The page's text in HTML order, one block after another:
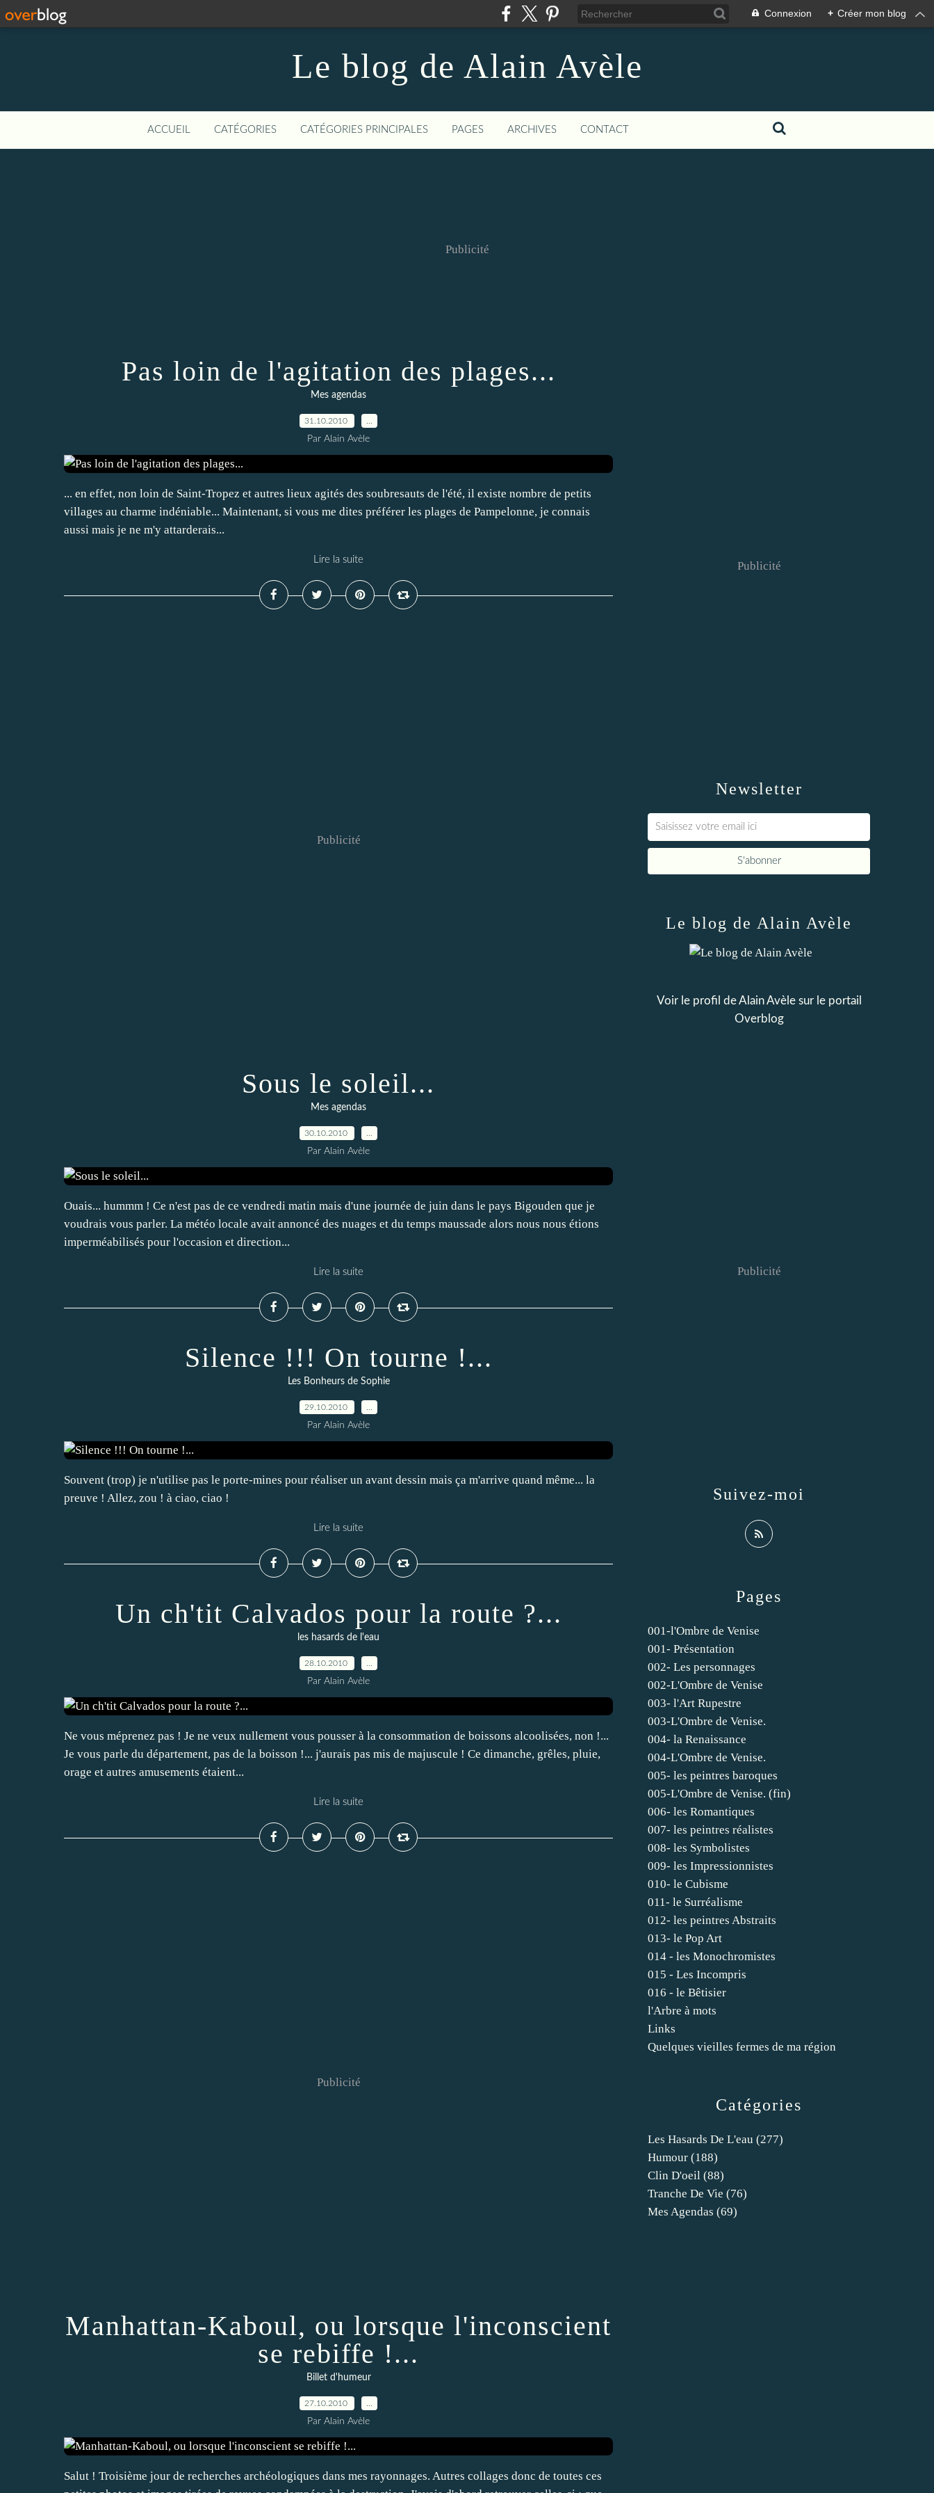
Connexion + Créer mon blog
Le blog de Alain Avèle
ACCUEIL CATÉGORIES CATÉGORIES PRINCIPALES PAGES ARCHIVES CONTACT
Publicité
Pas loin de l'agitation des plages...
Mes agendas
31.10.2010
Par Alain Avèle
... en effet, non loin de Saint-Tropez et autres lieux agités des soubresauts de l'été, il existe nombre de petits
villages au charme indéniable... Maintenant, si vous me dites préférer les plages de Pampelonne, je connais
aussi mais je ne m'y attarderais...
Lire la suite
Publicité
Sous le soleil...
Mes agendas
30.10.2010
Par Alain Avèle
Ouais... hummm ! Ce n'est pas de ce vendredi matin mais d'une journée de juin dans le pays Bigouden que je
voudrais vous parler. La météo locale avait annoncé des nuages et du temps maussade alors nous nous étions
imperméabilisés pour l'occasion et direction...
Lire la suite
Silence !!! On tourne !...
Les Bonheurs de Sophie
29.10.2010
Par Alain Avèle
Souvent (trop) je n'utilise pas le porte-mines pour réaliser un avant dessin mais ça m'arrive quand même... la
preuve ! Allez, zou ! à ciao, ciao !
Lire la suite
Un ch'tit Calvados pour la route ?...
les hasards de l'eau
28.10.2010
Par Alain Avèle
Ne vous méprenez pas ! Je ne veux nullement vous pousser à la consommation de boissons alcoolisées, non !...
Je vous parle du département, pas de la boisson !... j'aurais pas mis de majuscule ! Ce dimanche, grêles, pluie,
orage et autres amusements étaient...
Lire la suite
Publicité
Manhattan-Kaboul, ou lorsque l'inconscient
se rebiffe !...
Billet d'humeur
27.10.2010
Par Alain Avèle
Salut ! Troisième jour de recherches archéologiques dans mes rayonnages. Autres collages donc de toutes ces
Newsletter
Publicité
Catégories
Les Hasards De L'eau (277)
Humour (188)
Clin D'oeil (88)
Tranche De Vie (76)
Mes Agendas (69)
Pages
001-l'Ombre de Venise
001- Présentation
002- Les personnages
002-L'Ombre de Venise
003- l'Art Rupestre
003-L'Ombre de Venise.
004- la Renaissance
004-L'Ombre de Venise.
005- les peintres baroques
005-L'Ombre de Venise. (fin)
006- les Romantiques
007- les peintres réalistes
008- les Symbolistes
009- les Impressionnistes
010- le Cubisme
011- le Surréalisme
012- les peintres Abstraits
013- le Pop Art
014 - les Monochromistes
015 - Les Incompris
016 - le Bêtisier
l'Arbre à mots
Links
Quelques vieilles fermes de ma région
Le blog de Alain Avèle
Voir le profil deAlain Avèlesur le portail
Overblog
Suivez-moi
Publicité